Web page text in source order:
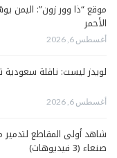
موقع “ذا وور زون”: اليمن
الأحمر
أغسطس 6, 2026
لويدز ليست: ناقلة
أغسطس 6, 2026
شاهد أولى المقاطع لتدمير
صنعاء (3 فيديوهات)